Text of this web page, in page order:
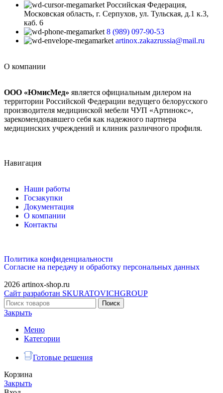
Российская Федерация,
Московская область, г. Серпухов, ул. Тульская, д.1 к.3,
каб. 6
8 (989) 097-90-53
artinox.zakazrussia@mail.ru
О компании
ООО «ЮмисМед» является официальным дилером на
территории Российской Федерации ведущего белорусского
производителя медицинской мебели ЧУП «Артинокс»,
зарекомендовавшего себя как надежного партнера
медицинских учреждений и клиник различного профиля.
Навигация
Наши работы
Госзакупки
Документация
О компании
Контакты
Политика конфиденциальности
Согласие на передачу и обработку персональных данных
2026 artinox-shop.ru
Сайт разработан SKURATOVICHGROUP
Поиск
Закрыть
Меню
Категории
Готовые решения
Корзина
Закрыть